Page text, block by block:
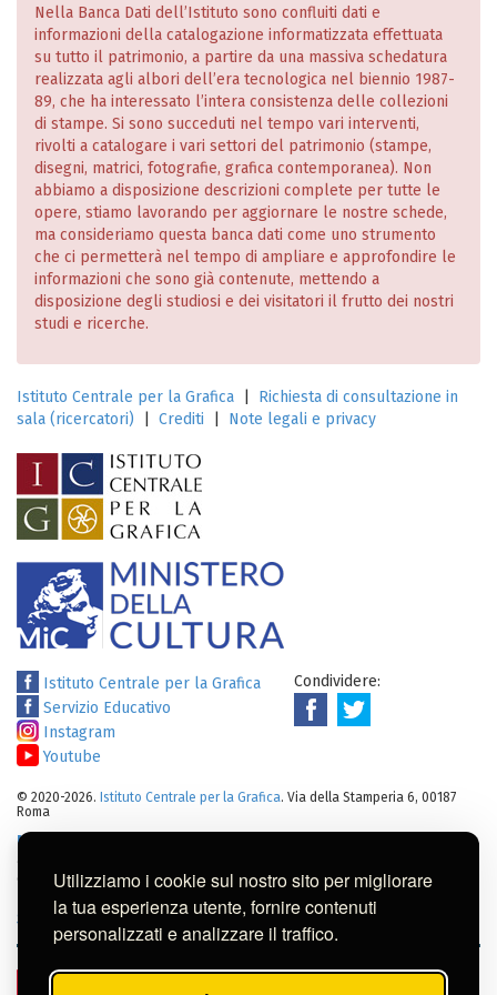
Utilizziamo i cookie sul nostro sito per migliorare
la tua esperienza utente, fornire contenuti
personalizzati e analizzare il traffico.
Nella Banca Dati dell’Istituto sono confluiti dati e
informazioni della catalogazione informatizzata effettuata
su tutto il patrimonio, a partire da una massiva schedatura
realizzata agli albori dell’era tecnologica nel biennio 1987-
89, che ha interessato l’intera consistenza delle collezioni
di stampe. Si sono succeduti nel tempo vari interventi,
rivolti a catalogare i vari settori del patrimonio (stampe,
disegni, matrici, fotografie, grafica contemporanea). Non
abbiamo a disposizione descrizioni complete per tutte le
opere, stiamo lavorando per aggiornare le nostre schede,
ma consideriamo questa banca dati come uno strumento
che ci permetterà nel tempo di ampliare e approfondire le
informazioni che sono già contenute, mettendo a
disposizione degli studiosi e dei visitatori il frutto dei nostri
studi e ricerche.
Istituto Centrale per la Grafica
Richiesta di consultazione in
sala (ricercatori)
Crediti Note legali e privacy
Istituto Centrale per la Grafica
Servizio Educativo
Instagram
Youtube
Condividere:
© 2020-2026. Istituto Centrale per la Grafica. Via della Stamperia 6, 00187
Roma
Note legali
altro materiale pubblicato su questo sito sono soggetti alle leggi sul
diritto di autore.
gr@cultura.gov.it